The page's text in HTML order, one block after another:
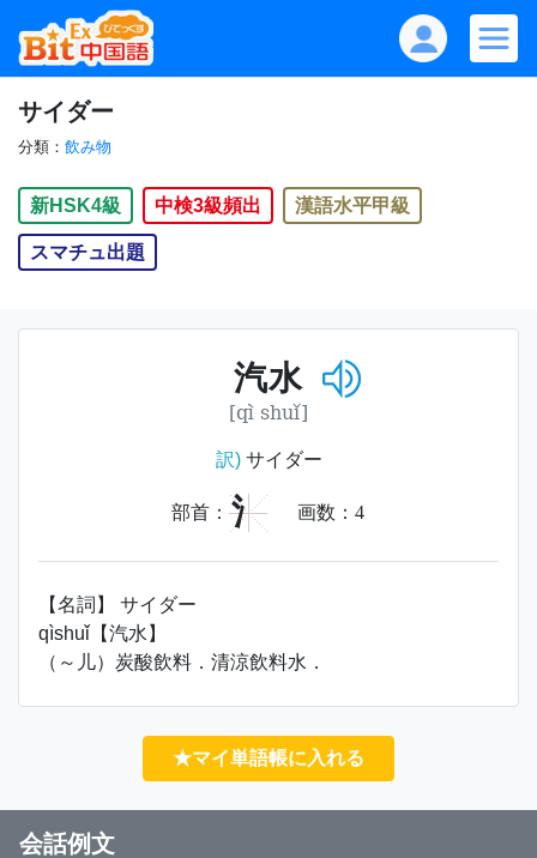
サイダー
分類： 飲み物
新HSK4級 中検3級頻出 漢語水平甲級
スマチュ出題
汽水
[qì shuǐ]
訳)サイダー
部首： 氵 画数： 4
【名詞】 サイダー
qìshuǐ【汽水】
（～儿）炭酸飲料．清涼飲料水．
★マイ単語帳に入れる
会話例文